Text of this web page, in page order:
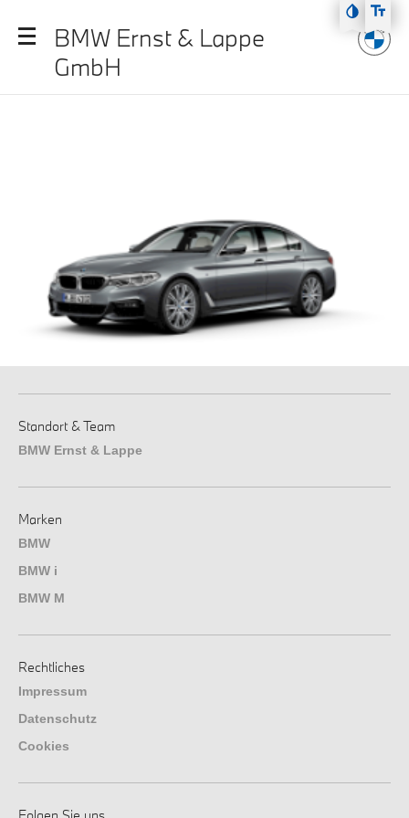
Zum Hauptmenü
Zum Inhalt
BMW Ernst & Lappe
GmbH
Standort & Team
BMW Ernst & Lappe
Marken
BMW
BMW i
BMW M
Rechtliches
Impressum
Datenschutz
Cookies
Folgen Sie uns